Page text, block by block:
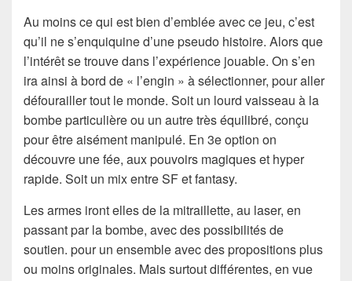
Au moins ce qui est bien d’emblée avec ce jeu, c’est
qu’il ne s’enquiquine d’une pseudo histoire. Alors que
l’intérêt se trouve dans l’expérience jouable. On s’en
ira ainsi à bord de « l’engin » à sélectionner, pour aller
défourailler tout le monde. Soit un lourd vaisseau à la
bombe particulière ou un autre très équilibré, conçu
pour être aisément manipulé. En 3e option on
découvre une fée, aux pouvoirs magiques et hyper
rapide. Soit un mix entre SF et fantasy.
Les armes iront elles de la mitraillette, au laser, en
passant par la bombe, avec des possibilités de
soutien. pour un ensemble avec des propositions plus
ou moins originales. Mais surtout différentes, en vue